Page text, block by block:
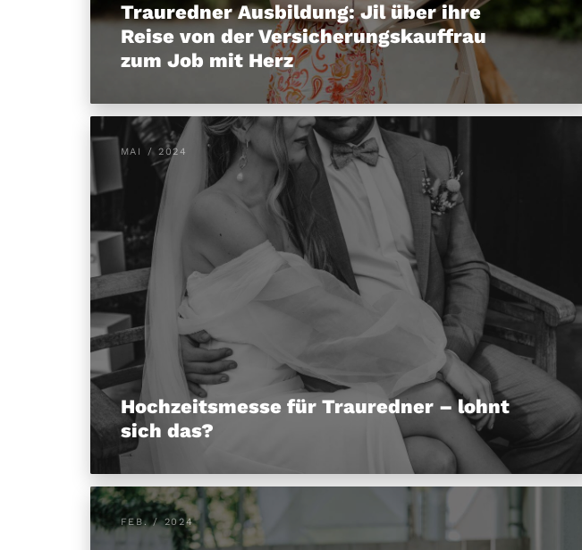
Trauredner Ausbildung: Jil über ihre
Reise von der Versicherungskauffrau
zum Job mit Herz
MAI / 2024
Hochzeitsmesse für Trauredner – lohnt
sich das?
FEB. / 2024